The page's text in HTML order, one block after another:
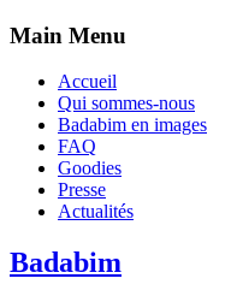
Main Menu
Accueil
Qui sommes-nous
Badabim en images
FAQ
Goodies
Presse
Actualités
Badabim